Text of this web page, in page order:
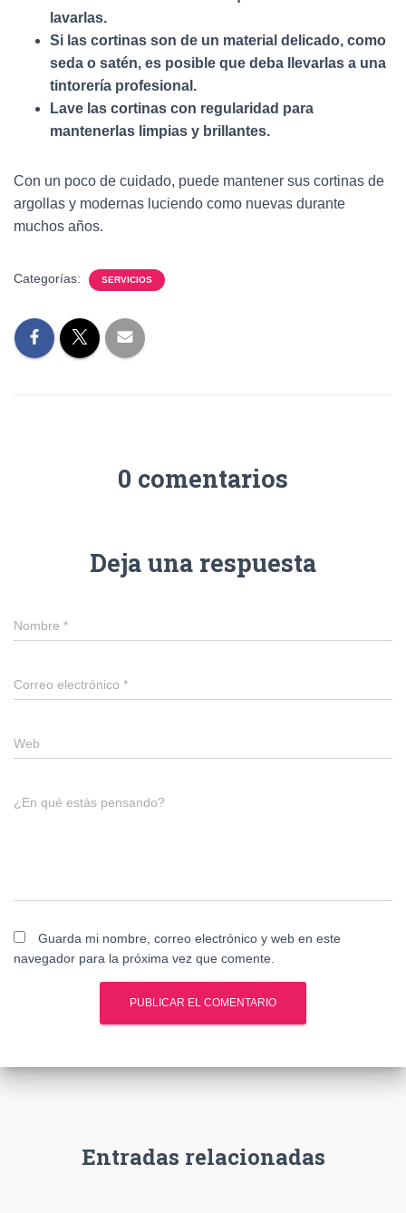
lavarlas.
Si las cortinas son de un material delicado, como
seda o satén, es posible que deba llevarlas a una
tintorería profesional.
Lave las cortinas con regularidad para
mantenerlas limpias y brillantes.
Con un poco de cuidado, puede mantener sus cortinas de
argollas y modernas luciendo como nuevas durante
muchos años.
Categorías: SERVICIOS
0 comentarios
Deja una respuesta
Nombre *
Correo electrónico *
Web
¿En qué estás pensando?
Guarda mi nombre, correo electrónico y web en este
navegador para la próxima vez que comente.
Entradas relacionadas